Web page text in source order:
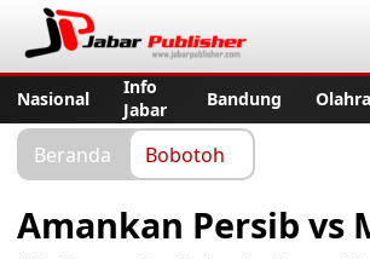
Nasional
Info
Jabar
Bandung
Beranda Bobotoh
Amankan Persib vs